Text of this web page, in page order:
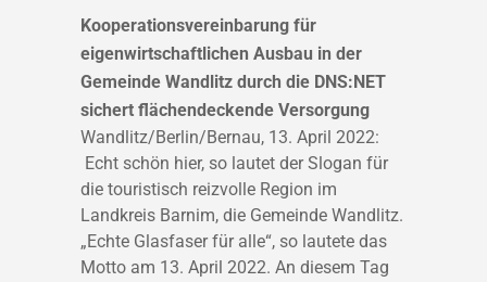
Kooperationsvereinbarung für
eigenwirtschaftlichen Ausbau in der
Gemeinde Wandlitz durch die DNS:NET
sichert flächendeckende Versorgung
Wandlitz/Berlin/Bernau, 13. April 2022:
Echt schön hier, so lautet der Slogan für
die touristisch reizvolle Region im
Landkreis Barnim, die Gemeinde Wandlitz.
„Echte Glasfaser für alle“, so lautete das
Motto am 13. April 2022. An diesem Tag